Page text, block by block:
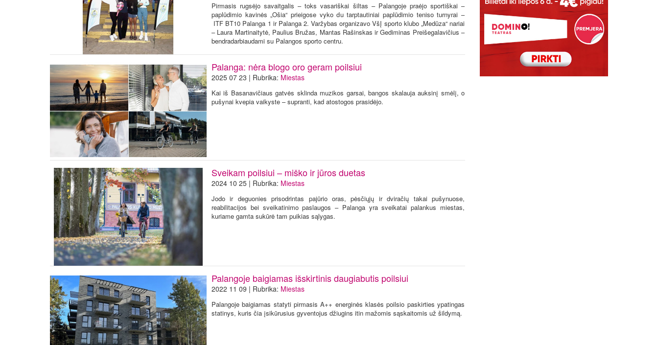
Pirmasis rugsėjo savaitgalis – toks vasariškai šiltas – Palangoje praėjo sportiškai –
paplūdimio kavinės „Ošia“ prieigose vyko du tarptautiniai paplūdimio teniso turnyrai –
ITF BT10 Palanga 1 ir Palanga 2. Varžybas organizavo VšĮ sporto klubo „Medūza“ nariai
– Laura Martinaitytė, Paulius Bružas, Mantas Rašinskas ir Gediminas Preišegalavičius –
bendradarbiaudami su Palangos sporto centru.
Palanga: nėra blogo oro geram poilsiui
2025 07 23 | Rubrika: Miestas
Kai iš Basanavičiaus gatvės sklinda muzikos garsai, bangos skalauja auksinį smėlį, o
pušynai kvepia vaikyste – supranti, kad atostogos prasidėjo.
Sveikam poilsiui – miško ir jūros duetas
2024 10 25 | Rubrika: Miestas
Jodo ir deguonies prisodrintas pajūrio oras, pėsčiųjų ir dviračių takai pušynuose,
reabilitacijos bei sveikatinimo paslaugos – Palanga yra sveikatai palankus miestas,
kuriame gamta sukūrė tam puikias sąlygas.
Palangoje baigiamas išskirtinis daugiabutis poilsiui
2022 11 09 | Rubrika: Miestas
Palangoje baigiamas statyti pirmasis A++ energinės klasės poilsio paskirties ypatingas
statinys, kuris čia įsikūrusius gyventojus džiugins itin mažomis sąskaitomis už šildymą.